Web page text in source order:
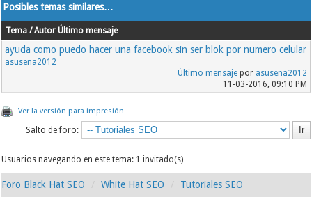
Posibles temas similares…
Tema / Autor Último mensaje
ayuda como puedo hacer una facebook sin ser blok por numero celular
asusena2012
Último mensajepor asusena2012
11-03-2016, 09:10 PM
Ver la versión para impresión
Salto de foro:
Usuarios navegando en este tema: 1 invitado(s)
Foro Black Hat SEO White Hat SEO Tutoriales SEO